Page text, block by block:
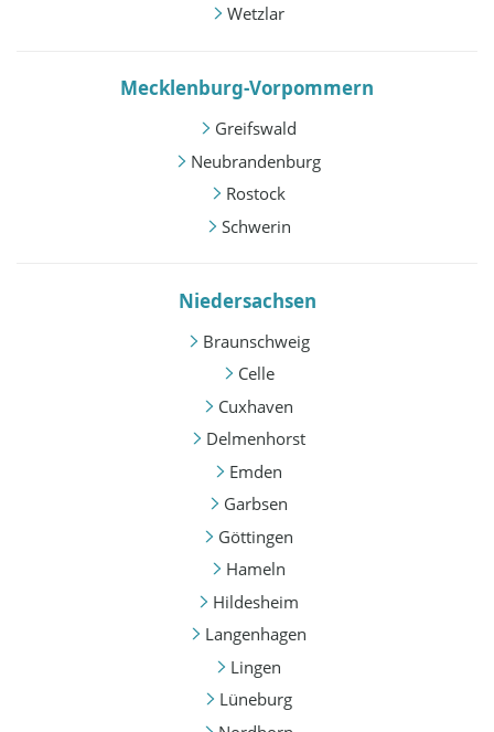
Wetzlar
Mecklenburg-Vorpommern
Greifswald
Neubrandenburg
Rostock
Schwerin
Niedersachsen
Braunschweig
Celle
Cuxhaven
Delmenhorst
Emden
Garbsen
Göttingen
Hameln
Hildesheim
Langenhagen
Lingen
Lüneburg